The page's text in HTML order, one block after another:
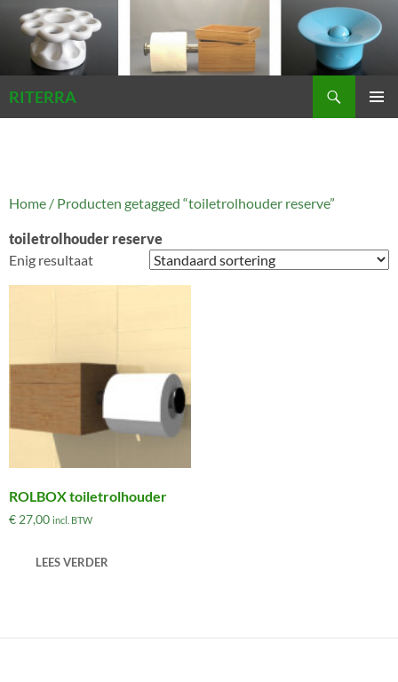
RITERRA
Home / Producten getagged “toiletrolhouder reserve”
toiletrolhouder reserve
Enig resultaat
ROLBOX toiletrolhouder
€ 27,00 incl. BTW
LEES VERDER